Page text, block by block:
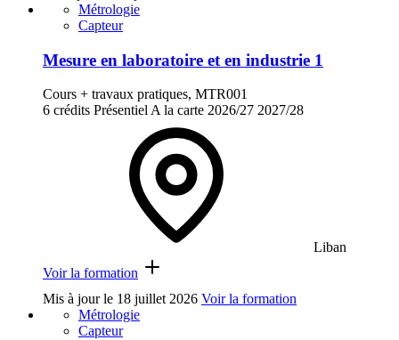
Métrologie
Capteur
Mesure en laboratoire et en industrie 1
Cours + travaux pratiques, MTR001
6 crédits Présentiel A la carte 2026/27 2027/28
Liban
Voir la formation
Mis à jour le 18 juillet 2026 Voir la formation
Métrologie
Capteur